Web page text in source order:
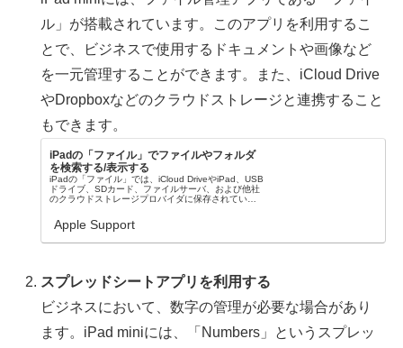
ル」が搭載されています。このアプリを利用するこ
とで、ビジネスで使用するドキュメントや画像など
を一元管理することができます。また、iCloud Drive
やDropboxなどのクラウドストレージと連携すること
もできます。
iPadの「ファイル」でファイルやフォルダ
を検索する/表示する
iPadの「ファイル」では、iCloud DriveやiPad、USB
ドライブ、SDカード、ファイルサーバ、および他社
のクラウドストレージプロバイダに保存されている
Apple Support
スプレッドシートアプリを利用する
ビジネスにおいて、数字の管理が必要な場合があり
ます。iPad miniには、「Numbers」というスプレッ